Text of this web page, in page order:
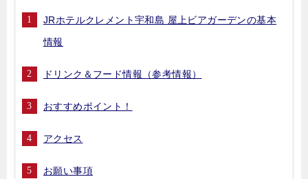
JRホテルクレメント宇和島 屋上ビアガーデンの基本
情報
ドリンク＆フード情報（参考情報）
おすすめポイント！
アクセス
お願い事項